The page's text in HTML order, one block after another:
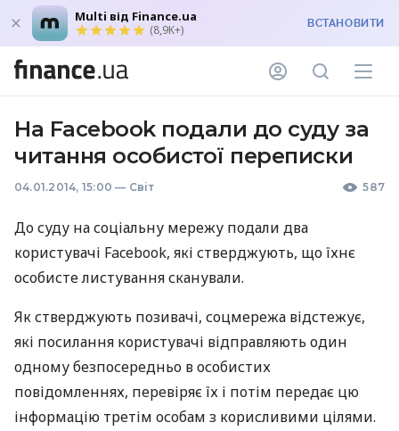
Multi від Finance.ua
(8,9K+) ВСТАНОВИТИ
На Facebook подали до суду за
читання особистої переписки
04.01.2014, 15:00 — Світ 587
До суду на соціальну мережу подали два
користувачі Facebook, які стверджують, що їхнє
особисте листування сканували.
Як стверджують позивачі, соцмережа відстежує,
які посилання користувачі відправляють один
одному безпосередньо в особистих
повідомленнях, перевіряє їх і потім передає цю
інформацію третім особам з корисливими цілями.